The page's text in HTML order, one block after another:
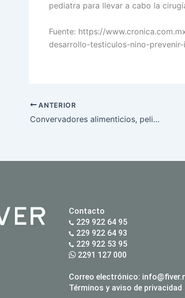
pediatra para llevar a cabo la
Fuente: https://
desarrollo-testiculos-nino-
ANTERIOR
Convervadores alimenticios, peligro para la reproducción
Contacto
229 922 64 95
229 922 64 93
229 922 53 95
2291 127 000
Correo electrónico:
Términos y aviso de privacidad